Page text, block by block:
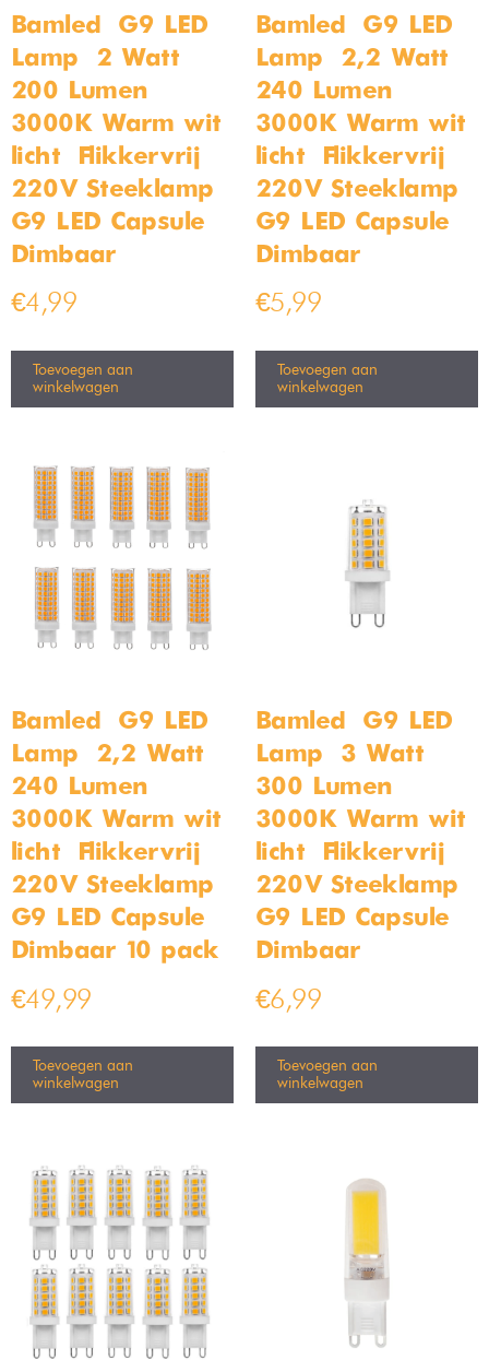
Bamled – G9 LED
Lamp – 2 Watt –
200 Lumen –
3000K Warm wit
licht – Flikkervrij –
220V Steeklamp –
G9 LED Capsule –
Dimbaar
€4,99
Toevoegen aan
winkelwagen
Bamled – G9 LED
Lamp – 2,2 Watt –
240 Lumen –
3000K Warm wit
licht – Flikkervrij –
220V Steeklamp –
G9 LED Capsule –
Dimbaar
€5,99
Toevoegen aan
winkelwagen
Bamled – G9 LED
Lamp – 2,2 Watt –
240 Lumen –
3000K Warm wit
licht – Flikkervrij –
220V Steeklamp –
G9 LED Capsule –
Dimbaar 10 pack
€49,99
Toevoegen aan
winkelwagen
Bamled – G9 LED
Lamp – 3 Watt –
300 Lumen –
3000K Warm wit
licht – Flikkervrij –
220V Steeklamp –
G9 LED Capsule –
Dimbaar
€6,99
Toevoegen aan
winkelwagen